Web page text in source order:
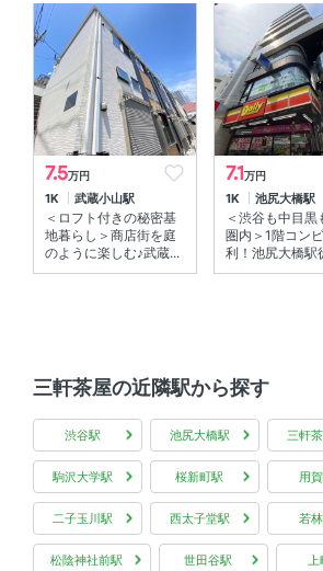
部屋の特徴
全居室フローリング 、 角部屋
7.5万円
1K 武蔵小山駅
＜ロフト付きの秘密基
地暮らし＞商店街を庭
のように楽しむ♪武蔵...
7.1万円
1K 池尻大橋駅
＜渋谷も中目黒
圏内＞1階コン
利！池尻大橋駅
三軒茶屋の近隣駅から探す
渋谷駅 池尻大橋駅 三軒
駒沢大学駅 桜新町駅 用
二子玉川駅 西太子堂駅 若
松陰神社前駅 世田谷駅